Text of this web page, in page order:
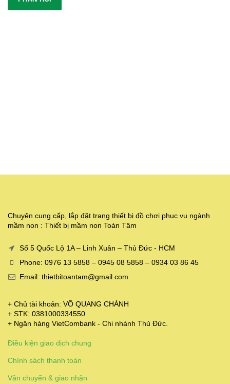
Chuyên cung cấp, lắp đặt trang thiết bị đồ chơi phục vụ ngành
mầm non : Thiết bị mầm non Toàn Tâm
Số 5 Quốc Lộ 1A – Linh Xuân – Thủ Đức - HCM
Phone: 0976 13 5858 – 0945 08 5858 – 0934 03 86 45
Email: thietbitoantam@gmail.com
+ Chủ tài khoản: VÕ QUANG CHÁNH
+ STK: 0381000334550
+ Ngân hàng VietCombank - Chi nhánh Thủ Đức.
Điều kiện giao dịch chung
Chính sách thanh toán
Vận chuyển & giao nhận